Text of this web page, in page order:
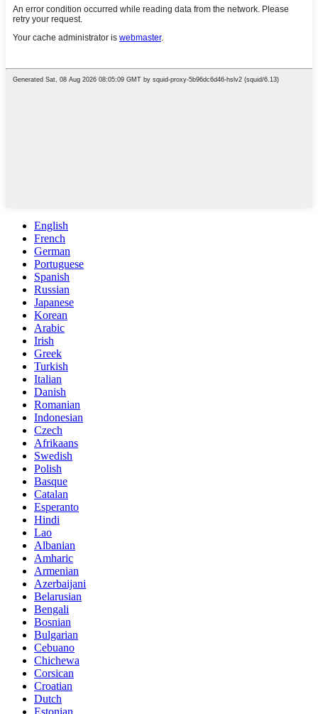
English
French
German
Portuguese
Spanish
Russian
Japanese
Korean
Arabic
Irish
Greek
Turkish
Italian
Danish
Romanian
Indonesian
Czech
Afrikaans
Swedish
Polish
Basque
Catalan
Esperanto
Hindi
Lao
Albanian
Amharic
Armenian
Azerbaijani
Belarusian
Bengali
Bosnian
Bulgarian
Cebuano
Chichewa
Corsican
Croatian
Dutch
Estonian